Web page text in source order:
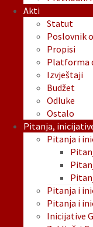
Akti
Statut
Poslovnik
Propisi
Platforma
Izvještaji
Budžet
Odluke
Ostalo
Pitanja,
Pitanja i
Pitanja i
Pitanja i
Inicijative